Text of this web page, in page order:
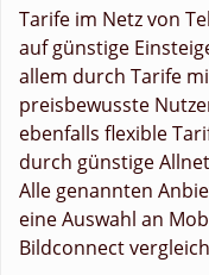
Tarife im Netz von
auf günstige
allem durch Tarife
preisbewusste
ebenfalls flexible
durch günstige
Alle genannten
eine Auswahl an
Bildconnect